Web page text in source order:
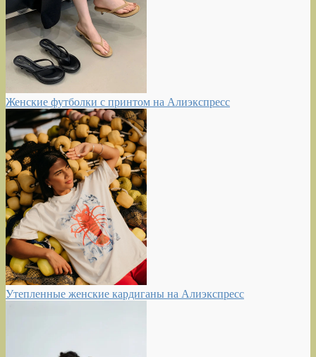
Женские футболки с принтом на Алиэкспресс
Утепленные женские кардиганы на Алиэкспресс